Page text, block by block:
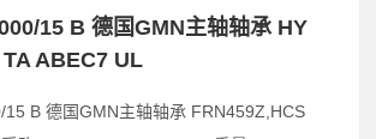
15 B 德国GMN主轴轴承 HY
ABEC7 UL
15 B 德国GMN主轴轴承 FRN459Z,HCS